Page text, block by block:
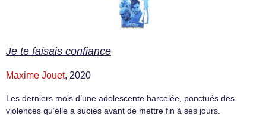
Je te faisais confiance
Maxime Jouet, 2020
Les derniers mois d’une adolescente harcelée, ponctués des
violences qu’elle a subies avant de mettre fin à ses jours.